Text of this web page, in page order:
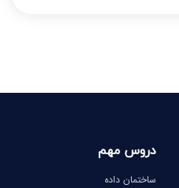
دروس مهم
ساختمان داده